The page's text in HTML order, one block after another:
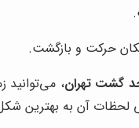
حرکت و بازگشت.
گشت تهران، می‌توانید
لحظات آن به بهترین